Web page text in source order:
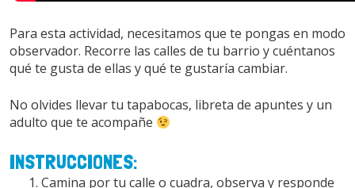
Para esta actividad, necesitamos que te pongas en modo
observador. Recorre las calles de tu barrio y cuéntanos
qué te gusta de ellas y qué te gustaría cambiar.
No olvides llevar tu tapabocas, libreta de apuntes y un
adulto que te acompañe
INSTRUCCIONES:
Camina por tu calle o cuadra, observa y responde